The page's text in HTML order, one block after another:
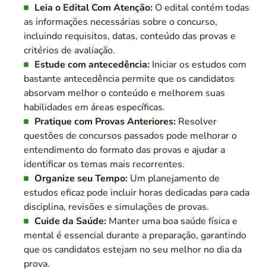
Leia o Edital Com Atenção: O edital contém todas
as informações necessárias sobre o concurso,
incluindo requisitos, datas, conteúdo das provas e
critérios de avaliação.
Estude com antecedência: Iniciar os estudos com
bastante antecedência permite que os candidatos
absorvam melhor o conteúdo e melhorem suas
habilidades em áreas específicas.
Pratique com Provas Anteriores: Resolver
questões de concursos passados pode melhorar o
entendimento do formato das provas e ajudar a
identificar os temas mais recorrentes.
Organize seu Tempo: Um planejamento de
estudos eficaz pode incluir horas dedicadas para cada
disciplina, revisões e simulações de provas.
Cuide da Saúde: Manter uma boa saúde física e
mental é essencial durante a preparação, garantindo
que os candidatos estejam no seu melhor no dia da
prova.